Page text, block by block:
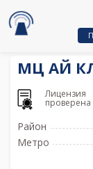
МЦ АЙ
Лицензия
проверена
Район
Метро